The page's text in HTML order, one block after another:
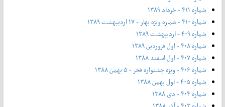
شماره ۴۱۱ - خرداد ۱۳۸۹
شماره ۴۱۰ - شماره ویژه بهار - ۱۷ اردیبهشت ۱۳۸۹
شماره ۴۰۹ - اردیبهشت ۱۳۸۹
شماره ۴۰۸ - اول فروردین ۱۳۸۹
شماره ۴۰۷ - اول اسفند ۱۳۸۸
شماره ۴۰۶ - ویژه جشنواره فجر - ۵ بهمن ۱۳۸۸
شماره ۴۰۵ - اول بهمن ۱۳۸۸
شماره ۴۰۴ - دی ۱۳۸۸